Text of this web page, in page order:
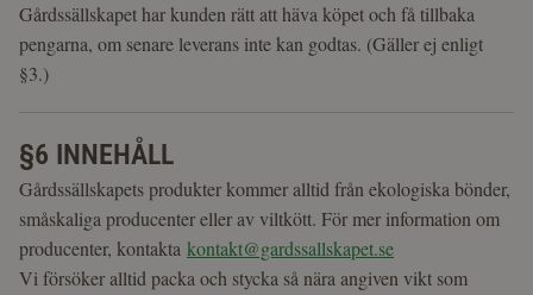
Gårdssällskapet har kunden rätt att häva köpet och få tillbaka
pengarna, om senare leverans inte kan godtas. (Gäller ej enligt
§3.)
§6 INNEHÅLL
Gårdssällskapets produkter kommer alltid från ekologiska bönder,
småskaliga producenter eller av viltkött. För mer information om
producenter, kontakta kontakt@gardssallskapet.se
Vi försöker alltid packa och stycka så nära angiven vikt som